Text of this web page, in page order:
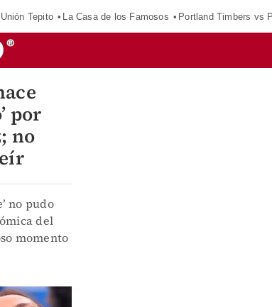
Unión Tepito La Casa de los Famosos Portland Timbers vs
por
no
no pudo
del
momento